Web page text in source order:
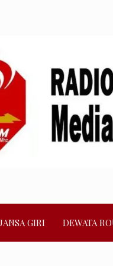
GIRI DEWATA